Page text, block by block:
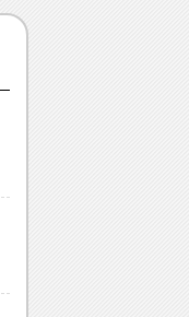
わからな
？
いのでは？
後まで住め